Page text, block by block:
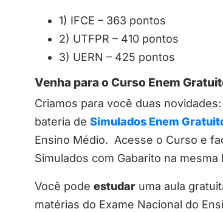
1) IFCE – 363 pontos
2) UTFPR – 410 pontos
3) UERN – 425 pontos
Venha para o Curso Enem
Criamos para você duas novidades:
bateria de Simulados Enem
Ensino Médio. Acesse o Curso e
Simulados com Gabarito na mesma
Você pode estudar uma aula
matérias do Exame Nacional do